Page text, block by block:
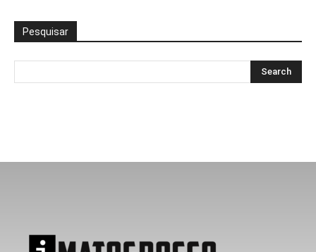
Pesquisar